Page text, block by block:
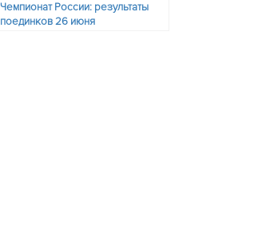
Чемпионат России: результаты
поединков 26 июня